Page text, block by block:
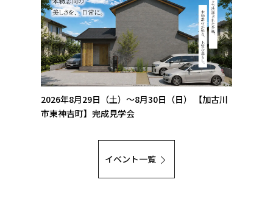
2026年8月29日（土）～8月30日（日）
【加古川
市東神吉町】完成見学会
イベント一覧